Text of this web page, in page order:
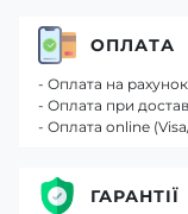
ОПЛАТА
- Оплата на рахунок
- Оплата при
- Оплата online
ГАРАНТІЇ